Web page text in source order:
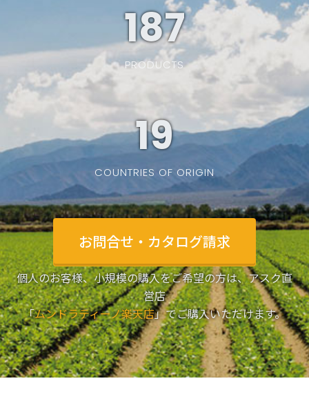
187
PRODUCTS
19
COUNTRIES OF ORIGIN
お問合せ・カタログ請求
個人のお客様、小規模の購入をご希望の方は、アスク直
営店
「ムンドラティーノ楽天店」でご購入いただけます。